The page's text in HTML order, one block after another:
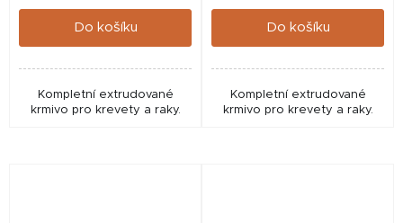
cena:
Do košíku
Kompletní extrudované
krmivo pro krevety a raky.
cena:
Do košíku
Kompletní extrudované
krmivo pro krevety a raky.